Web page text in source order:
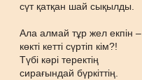
сүт қатқан шай сықылды.
Ала алмай тұр жел екпін –
көкті кетті сүртіп кім?!
Түбі кәрі теректің
сирағындай бүркіттің.